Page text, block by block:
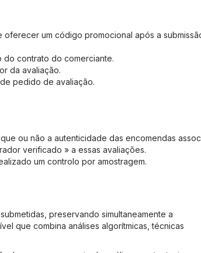
um código promocional após a
contrato do comerciante.
da avaliação.
pedido de avaliação.
ou não a autenticidade das encomendas
verificado » a essas avaliações.
um controlo por amostragem.
preservando simultaneamente a
que combina análises algorítmicas, técnicas